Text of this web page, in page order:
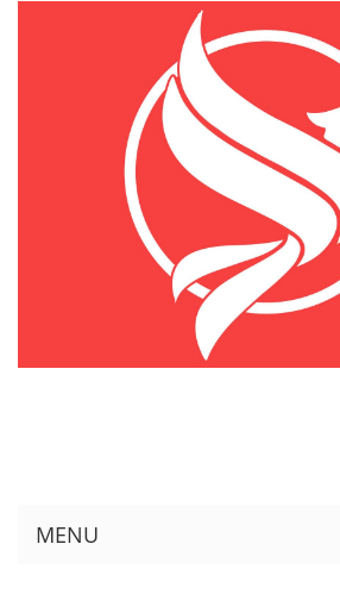
MENU